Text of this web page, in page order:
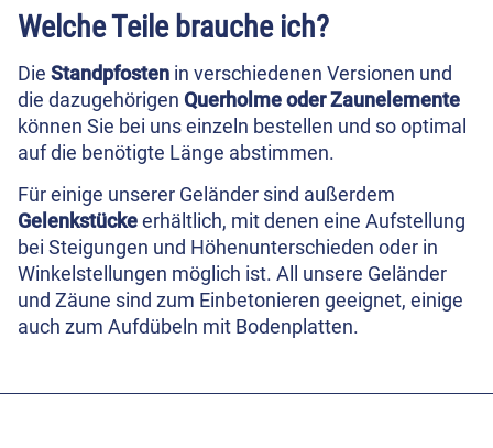
Welche Teile brauche ich?
Die Standpfosten in verschiedenen Versionen und
die dazugehörigen Querholme oder Zaunelemente
können Sie bei uns einzeln bestellen und so optimal
auf die benötigte Länge abstimmen.
Für einige unserer Geländer sind außerdem
Gelenkstückeerhältlich, mit denen eine Aufstellung
bei Steigungen und Höhenunterschieden oder in
Winkelstellungen möglich ist. All unsere Geländer
und Zäune sind zum Einbetonieren geeignet, einige
auch zum Aufdübeln mit Bodenplatten.